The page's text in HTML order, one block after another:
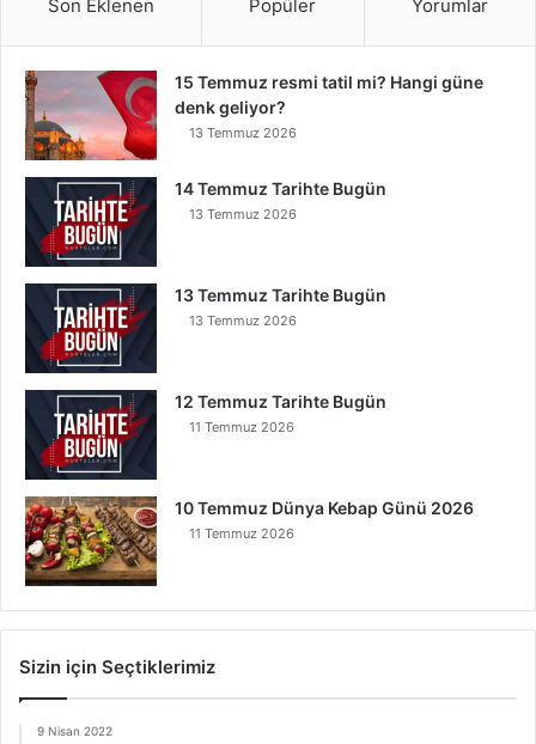
Son Eklenen Popüler Yorumlar
15 Temmuz resmi tatil mi? Hangi güne
denk geliyor?
13 Temmuz 2026
14 Temmuz Tarihte Bugün
13 Temmuz 2026
13 Temmuz Tarihte Bugün
13 Temmuz 2026
12 Temmuz Tarihte Bugün
11 Temmuz 2026
10 Temmuz Dünya Kebap Günü 2026
11 Temmuz 2026
Sizin için Seçtiklerimiz
9 Nisan 2022